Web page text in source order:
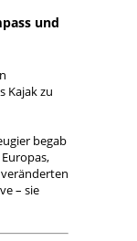
und
Kajak zu
begab
– sie